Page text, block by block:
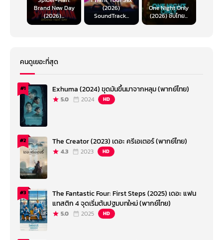
Brand New Day
(2026)...
(2026)
SoundTrack...
One Night Only
(2026) ซับไทย...
คนดูเยอะที่สุด
#1 Exhuma (2024) ขุดมันขึ้นมาจากหลุม (พากย์ไทย)
5.0 2024 HD
#2 The Creator (2023) เดอะ ครีเอเตอร์ (พากย์ไทย)
4.3 2023 HD
#3
The Fantastic Four: First Steps (2025) เดอะ แฟน
แทสติก 4 จุดเริ่มต้นปฐมบทใหม่ (พากย์ไทย)
5.0 2025 HD